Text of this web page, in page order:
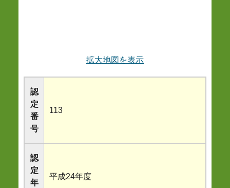
拡大地図を表示
認
定
番
号
113
認
定
年
平成24年度